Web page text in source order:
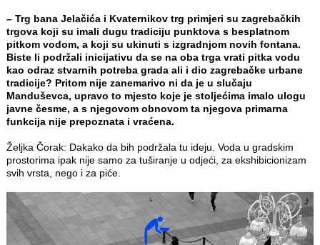
– Trg bana Jelačića i Kvaternikov trg primjeri su zagrebačkih
trgova koji su imali dugu tradiciju punktova s besplatnom
pitkom vodom, a koji su ukinuti s izgradnjom novih fontana.
Biste li podržali inicijativu da se na oba trga vrati pitka vodu
kao odraz stvarnih potreba grada ali i dio zagrebačke urbane
tradicije? Pritom nije zanemarivo ni da je u slučaju
Manduševca, upravo to mjesto koje je stoljećima imalo ulogu
javne česme, a s njegovom obnovom ta njegova primarna
funkcija nije prepoznata i vraćena.
Željka Čorak: Dakako da bih podržala tu ideju. Voda u gradskim
prostorima ipak nije samo za tuširanje u odjeći, za ekshibicionizam
svih vrsta, nego i za piće.